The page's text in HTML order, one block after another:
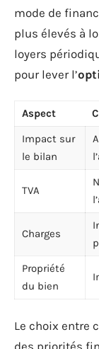
mode de
plus élevés à
loyers
pour lever l’
Aspect
Impact sur
le bilan
TVA
Charges
Propriété
du bien
Le choix entre
des priorités